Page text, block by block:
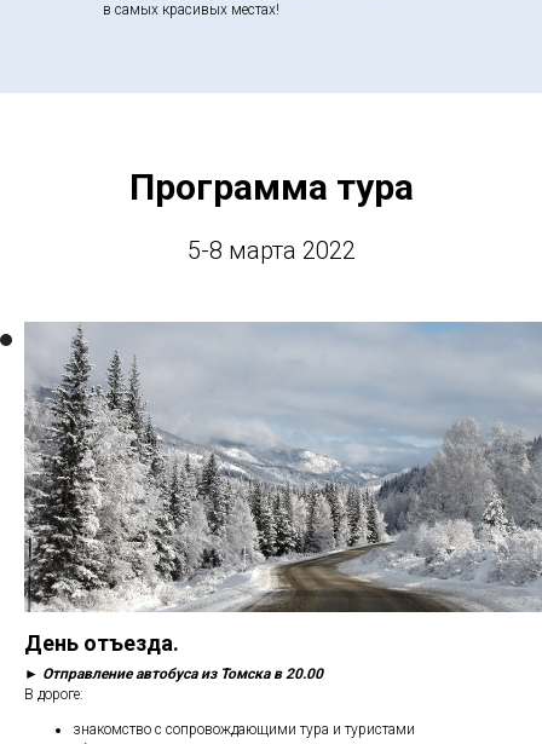
в самых красивых местах!
Программа тура
5-8 марта 2022
День отъезда.
► Отправление автобуса из Томска в 20.00
В дороге:
знакомство с сопровождающими тура и туристами